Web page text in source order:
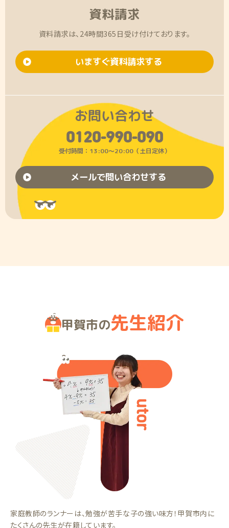
資料請求
資料請求は、24時間365日受け付けております。
いますぐ資料請求する
お問い合わせ
0120-990-090
受付時間：13:00〜20:00（土日定休）
メールで問い合わせする
甲賀市の先生紹介
家庭教師のランナーは、勉強が苦手な子の強い味方！甲賀市内に
たくさんの先生が在籍しています。